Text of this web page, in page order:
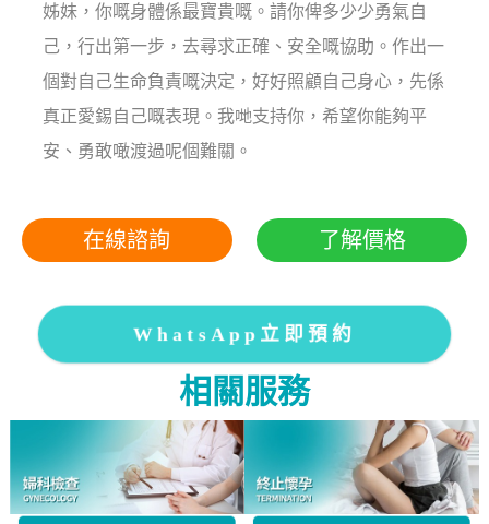
姊妹，你嘅身體係最寶貴嘅。請你俾多少少勇氣自
己，行出第一步，去尋求正確、安全嘅協助。作出一
個對自己生命負責嘅決定，好好照顧自己身心，先係
真正愛錫自己嘅表現。我哋支持你，希望你能夠平
安、勇敢噉渡過呢個難關。
在線諮詢 了解價格
WhatsApp立即預約
相關服務